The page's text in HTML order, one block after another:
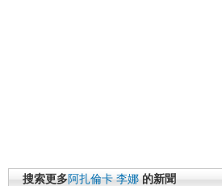
搜索更多阿扎倫卡 李娜 的新聞